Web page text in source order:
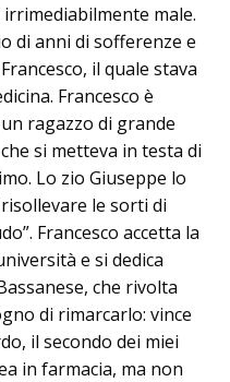
male.
di anni di sofferenze e
il quale stava
Francesco è
ragazzo di grande
si metteva in testa di
Lo zio Giuseppe lo
le sorti di
Francesco ac­cet­ta la
e si de­dica
che rivolta
di rimarcarlo: vin­ce
il se­condo dei miei
in farmacia, ma non